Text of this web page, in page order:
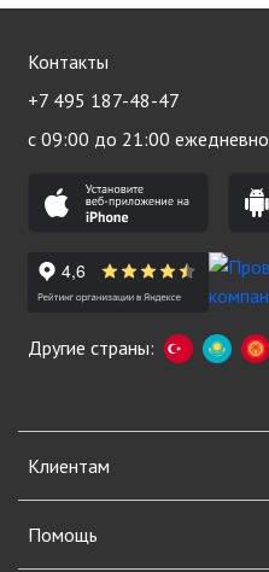
Клиентам
Помощь
Контакты
+7 495 187-48-47
с 09:00 до 21:00 ежедневно
Другие страны: